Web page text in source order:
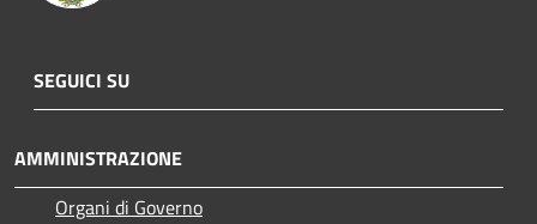
SEGUICI SU
AMMINISTRAZIONE
Organi di Governo